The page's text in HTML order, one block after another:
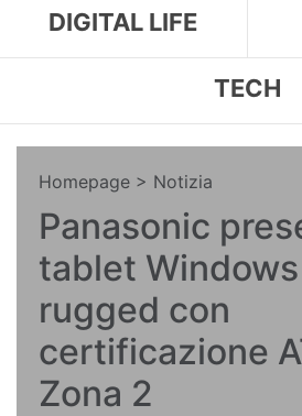
DIGITAL LIFE
TECH
Homepage > Notizia
Panasonic
tablet
rugged con
certificazione
Zona 2